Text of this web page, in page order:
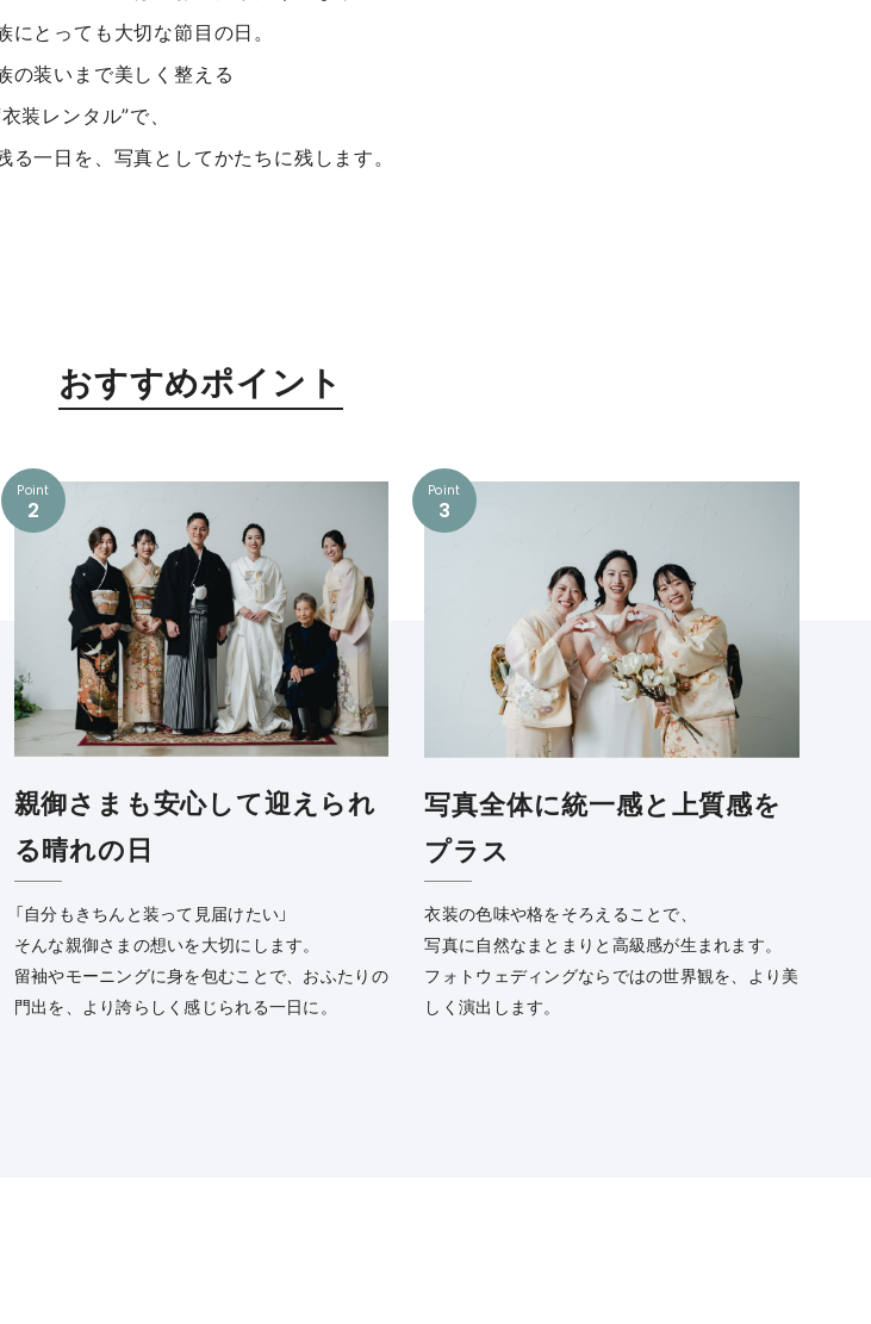
にとっても大切な節目の日。
の装いまで美しく整える
装レンタル”で、
る一日を、写真としてかたちに残します。
おすすめポイント
Point
2
親御さまも安心して迎えられ
る晴れの日
「自分もきちんと装って見届けたい」
そんな親御さまの想いを大切にします。
留袖やモーニングに身を包むことで、おふたりの
門出を、より誇らしく感じられる一日に。
Point
3
写真全体に統一感と上質感を
プラス
衣装の色味や格をそろえることで、
写真に自然なまとまりと高級感が生まれます。
フォトウェディングならではの世界観を、より美
しく演出します。